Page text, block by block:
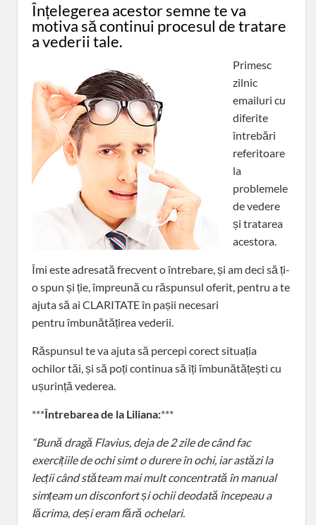
Înțelegerea acestor semne te va
motiva să continui procesul de tratare
a vederii tale.
Primesc
zilnic
emailuri cu
diferite
întrebări
referitoare
la
problemele
de vedere
și tratarea
acestora.
Îmi este adresată frecvent o întrebare, și am deci să ți-
o spun și ție, împreună cu răspunsul oferit, pentru a te
ajuta să ai CLARITATE în pașii necesari
pentru îmbunătățirea vederii.
Răspunsul te va ajuta să percepi corect situația
ochilor tăi, și să poți continua să îți îmbunătățești cu
ușurință vederea.
***Întrebarea de la Liliana:***
“Bună dragă Flavius, deja de 2 zile de când fac
exercițiile de ochi simt o durere în ochi, iar astăzi la
lecții când stăteam mai mult concentrată în manual
simțeam un disconfort și ochii deodată începeau a
lăcrima, deși eram fără ochelari.